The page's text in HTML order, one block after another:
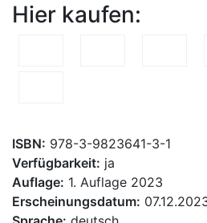
Hier kaufen:
ISBN: 978-3-9823641-3-1
Verfügbarkeit: ja
Auflage: 1. Auflage 2023
Erscheinungsdatum: